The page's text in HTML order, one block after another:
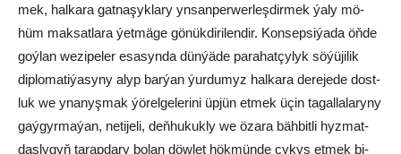
mek, hal­ka­ra gat­na­şyk­la­ry yn­san­per­wer­leş­dir­mek ýa­ly mö­
hüm mak­sat­la­ra ýet­mä­ge gö­nük­di­ri­len­dir. Kon­sep­si­ýa­da öň­de
goý­lan we­zi­pe­ler esa­syn­da dün­ýä­de pa­ra­hat­çy­lyk sö­ýü­ji­lik
dip­lo­ma­ti­ýa­sy­ny alyp bar­ýan ýur­du­myz hal­ka­ra de­re­je­de dost­
luk we yna­nyş­mak ýö­rel­ge­le­ri­ni üp­jün et­mek üçin ta­gal­la­la­ry­ny
gaý­gyr­ma­ýan, ne­ti­je­li, deň­hu­kuk­ly we öza­ra bäh­bit­li hyz­mat­
daş­ly­gyň ta­rap­da­ry bo­lan döw­let hök­mün­de çy­kyş et­mek bi­